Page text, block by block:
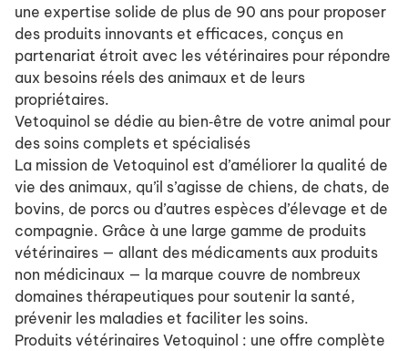
une expertise solide de plus de 90 ans pour proposer
des produits innovants et efficaces, conçus en
partenariat étroit avec les vétérinaires pour répondre
aux besoins réels des animaux et de leurs
propriétaires.
Vetoquinol se dédie au bien‑être de votre animal pour
des soins complets et spécialisés
La mission de Vetoquinol est d’améliorer la qualité de
vie des animaux, qu’il s’agisse de chiens, de chats, de
bovins, de porcs ou d’autres espèces d’élevage et de
compagnie. Grâce à une large gamme de produits
vétérinaires — allant des médicaments aux produits
non médicinaux — la marque couvre de nombreux
domaines thérapeutiques pour soutenir la santé,
prévenir les maladies et faciliter les soins.
Produits vétérinaires Vetoquinol : une offre complète